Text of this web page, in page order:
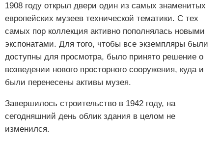
1908 году открыл двери один из самых знаменитых
европейских музеев технической тематики. С тех
самых пор коллекция активно пополнялась новыми
экспонатами. Для того, чтобы все экземпляры были
доступны для просмотра, было принято решение о
возведении нового просторного сооружения, куда и
были перенесены активы музея.
Завершилось строительство в 1942 году, на
сегодняшний день облик здания в целом не
изменился.